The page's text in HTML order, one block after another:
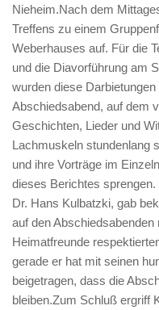
Nieheim.Nach dem
Treffens zu einem
Weberhauses auf. Für die
und die Diavorführung am
wurden diese
Abschiedsabend, auf dem
Geschichten, Lieder und
Lachmuskeln stundenlang
und ihre Vorträge im
dieses Berichtes
Dr. Hans Kulbatzki, gab
auf den
Heimatfreunde
gerade er hat mit seinen
beigetragen, dass die
bleiben.Zum Schluß ergriff